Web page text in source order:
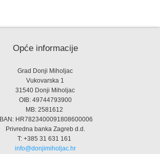
Opće informacije
Grad Donji Miholjac
Vukovarska 1
31540 Donji Miholjac
OIB: 49744793900
MB: 2581612
IBAN: HR7823400091808600006
Privredna banka Zagreb d.d.
T: +385 31 631 161
info@donjimiholjac.hr